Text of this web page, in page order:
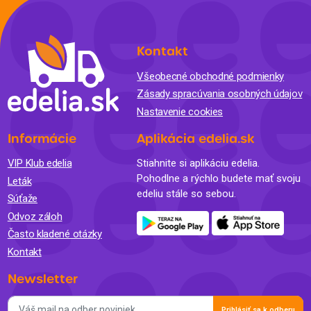
Kontakt
Všeobecné obchodné podmienky
Zásady spracúvania osobných údajov
Nastavenie cookies
Informácie
VIP Klub edelia
Leták
Súťaže
Odvoz záloh
Často kladené otázky
Kontakt
Aplikácia edelia.sk
Stiahnite si aplikáciu edelia.
Pohodlne a rýchlo budete mať svoju
edeliu stále so sebou.
Newsletter